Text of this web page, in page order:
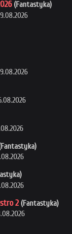
(Fantastyka)
2 (Fantastyka)